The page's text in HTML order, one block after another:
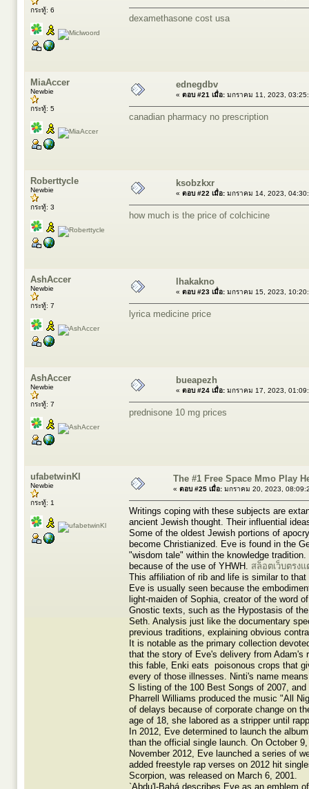
กระทู้: 6
dexamethasone cost usa
MiaAccer
Newbie
กระทู้: 5
ednegdbv
« ตอบ #21 เมื่อ: มกราคม 11, 2023,
canadian pharmacy no prescription
Roberttycle
Newbie
กระทู้: 3
ksobzkxr
« ตอบ #22 เมื่อ: มกราคม 14, 2023,
how much is the price of colchicine
AshAccer
Newbie
กระทู้: 7
lhakakno
« ตอบ #23 เมื่อ: มกราคม 15, 2023,
lyrica medicine price
AshAccer
Newbie
กระทู้: 7
bueapezh
« ตอบ #24 เมื่อ: มกราคม 17, 2023,
prednisone 10 mg prices
ufabetwinKl
Newbie
กระทู้: 1
The #1 Free Space Mmo Play
« ตอบ #25 เมื่อ: มกราคม 20, 2023,
Writings coping with these subjects are
ancient Jewish thought. Their influential
Some of the oldest Jewish portions of
become Christianized. Eve is found in the
"wisdom tale" within the knowledge
because of the use of YHWH. สล็อตเว็บตรงแ
This affiliation of rib and life is similar to
Eve is usually seen because the
light-maiden of Sophia, creator of the word
Gnostic texts, such as the Hypostasis of
Seth. Analysis just like the documentary
previous traditions, explaining obvious
It is notable as the primary collection
that the story of Eve's delivery from Adam's
this fable, Enki eats poisonous crops that
every of those illnesses. Ninti's name
S listing of the 100 Best Songs of 2007,
Pharrell Williams produced the music "All
of delays because of corporate change on
age of 18, she labored as a stripper until
In 2012, Eve determined to launch the
than the official single launch. On October
November 2012, Eve launched a series of
added freestyle rap verses on 2012 hit
Scorpion, was released on March 6, 2001.
`Abdu'l-Bahá describes Eve as an emblem